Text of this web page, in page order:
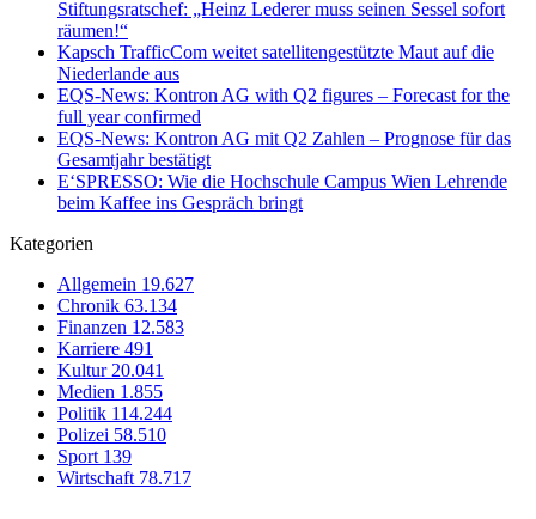
Stiftungsratschef: „Heinz Lederer muss seinen Sessel sofort
räumen!“
Kapsch TrafficCom weitet satellitengestützte Maut auf die
Niederlande aus
EQS-News: Kontron AG with Q2 figures – Forecast for the
full year confirmed
EQS-News: Kontron AG mit Q2 Zahlen – Prognose für das
Gesamtjahr bestätigt
E‘SPRESSO: Wie die Hochschule Campus Wien Lehrende
beim Kaffee ins Gespräch bringt
Kategorien
Allgemein 19.627
Chronik 63.134
Finanzen 12.583
Karriere 491
Kultur 20.041
Medien 1.855
Politik 114.244
Polizei 58.510
Sport 139
Wirtschaft 78.717